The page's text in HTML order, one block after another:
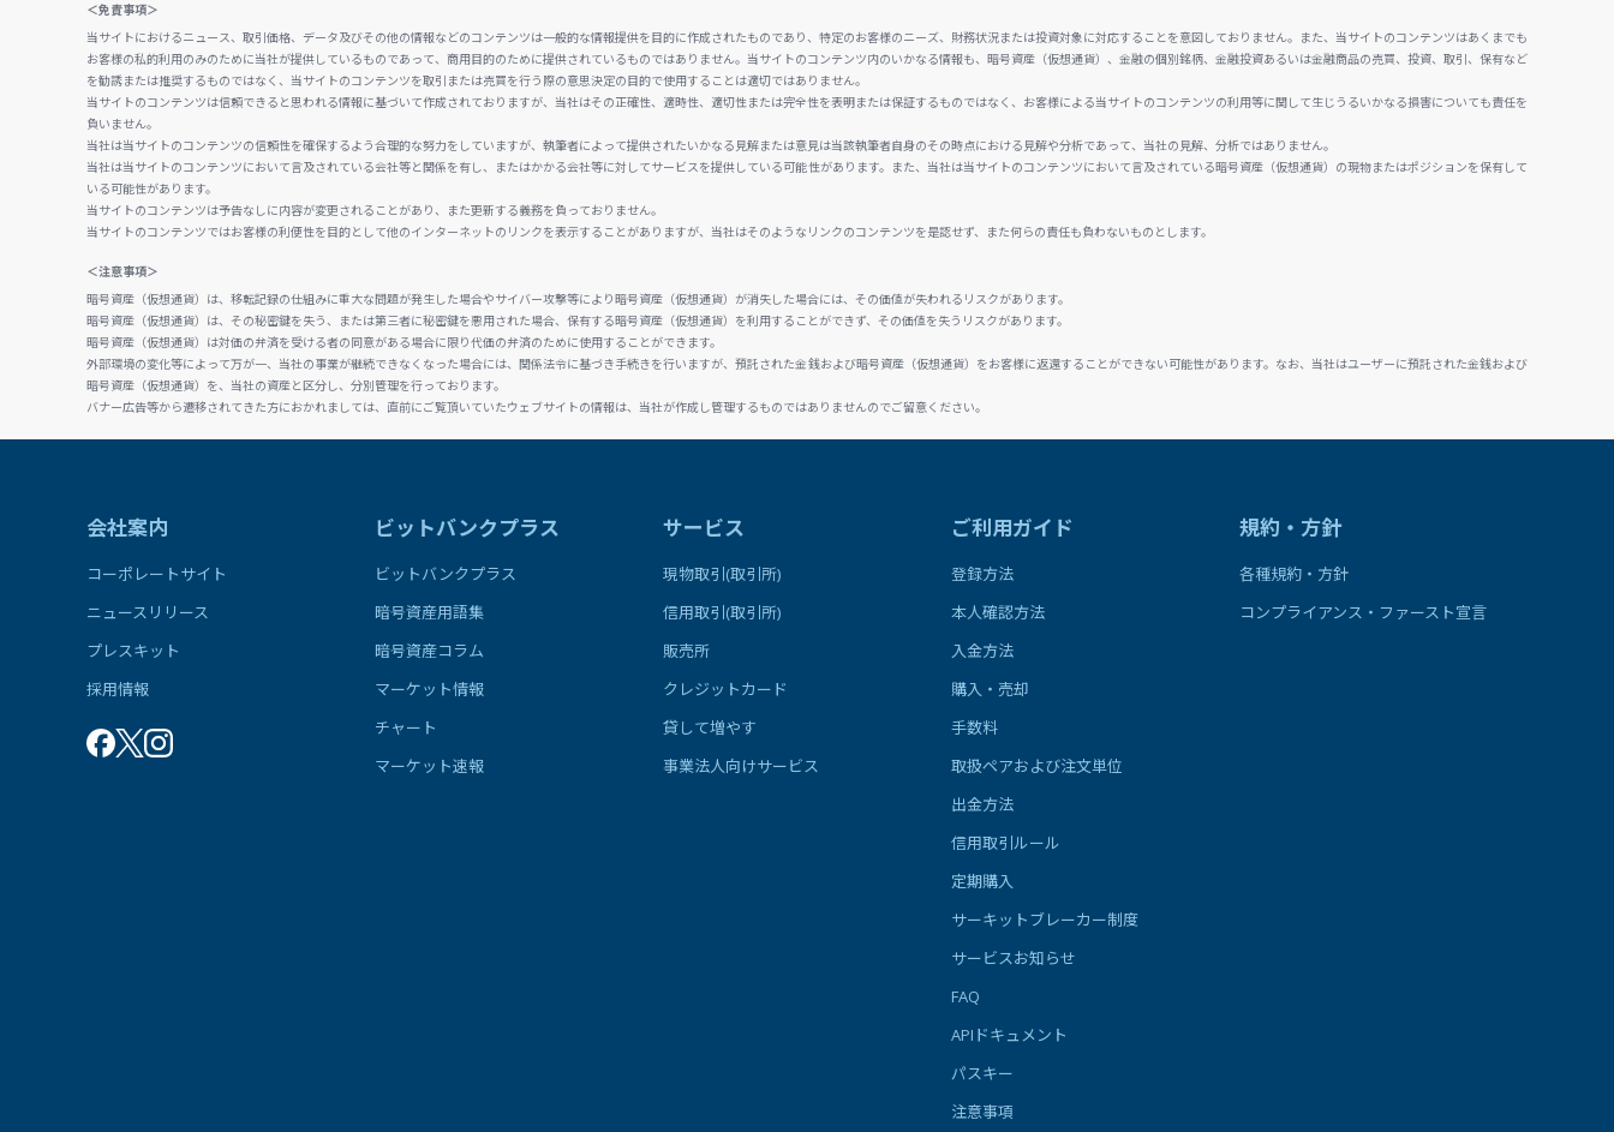
＜免責事項＞
当サイトにおけるニュース、取引価格、データ及びその他の情報などのコンテンツは一般的な情報提供を目的に作成されたものであり、特定のお客様のニーズ、財務状況または投資対象に対応することを意図しておりません。また、当サイトのコンテンツはあくまでも
お客様の私的利用のみのために当社が提供しているものであって、商用目的のために提供されているものではありません。当サイトのコンテンツ内のいかなる情報も、暗号資産（仮想通貨）、金融の個別銘柄、金融投資あるいは金融商品の売買、投資、取引、保有など
を勧誘または推奨するものではなく、当サイトのコンテンツを取引または売買を行う際の意思決定の目的で使用することは適切ではありません。
当サイトのコンテンツは信頼できると思われる情報に基づいて作成されておりますが、当社はその正確性、適時性、適切性または完全性を表明または保証するものではなく、お客様による当サイトのコンテンツの利用等に関して生じうるいかなる損害についても責任を
負いません。
当社は当サイトのコンテンツの信頼性を確保するよう合理的な努力をしていますが、執筆者によって提供されたいかなる見解または意見は当該執筆者自身のその時点における見解や分析であって、当社の見解、分析ではありません。
当社は当サイトのコンテンツにおいて言及されている会社等と関係を有し、またはかかる会社等に対してサービスを提供している可能性があります。また、当社は当サイトのコンテンツにおいて言及されている暗号資産（仮想通貨）の現物またはポジションを保有して
いる可能性があります。
当サイトのコンテンツは予告なしに内容が変更されることがあり、また更新する義務を負っておりません。
当サイトのコンテンツではお客様の利便性を目的として他のインターネットのリンクを表示することがありますが、当社はそのようなリンクのコンテンツを是認せず、また何らの責任も負わないものとします。
＜注意事項＞
暗号資産（仮想通貨）は、移転記録の仕組みに重大な問題が発生した場合やサイバー攻撃等により暗号資産（仮想通貨）が消失した場合には、その価値が失われるリスクがあります。
暗号資産（仮想通貨）は、その秘密鍵を失う、または第三者に秘密鍵を悪用された場合、保有する暗号資産（仮想通貨）を利用することができず、その価値を失うリスクがあります。
暗号資産（仮想通貨）は対価の弁済を受ける者の同意がある場合に限り代価の弁済のために使用することができます。
外部環境の変化等によって万が一、当社の事業が継続できなくなった場合には、関係法令に基づき手続きを行いますが、預託された金銭および暗号資産（仮想通貨）をお客様に返還することができない可能性があります。なお、当社はユーザーに預託された金銭および
暗号資産（仮想通貨）を、当社の資産と区分し、分別管理を行っております。
バナー広告等から遷移されてきた方におかれましては、直前にご覧頂いていたウェブサイトの情報は、当社が作成し管理するものではありませんのでご留意ください。
会社案内
コーポレートサイト
ニュースリリース
プレスキット
採用情報
ビットバンクプラス
ビットバンクプラス
暗号資産用語集
暗号資産コラム
マーケット情報
チャート
マーケット速報
サービス
現物取引(取引所)
信用取引(取引所)
販売所
クレジットカード
貸して増やす
事業法人向けサービス
ご利用ガイド
登録方法
本人確認方法
入金方法
購入・売却
手数料
取扱ペアおよび注文単位
出金方法
信用取引ルール
定期購入
サーキットブレーカー制度
サービスお知らせ
FAQ
APIドキュメント
パスキー
注意事項
規約・方針
各種規約・方針
コンプライアンス・ファースト宣言